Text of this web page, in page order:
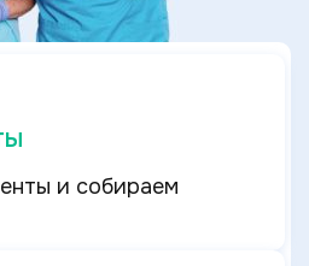
и собираем